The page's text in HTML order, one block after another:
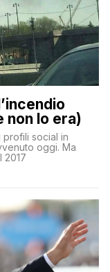
non lo era)
social in
oggi. Ma
2017